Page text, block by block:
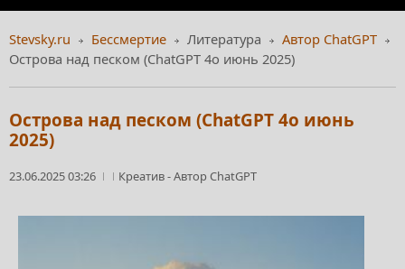
Stevsky.ru Бессмертие Литература
Автор ChatGPT
Острова над песком (ChatGPT 4o июнь 2025)
Острова над песком (ChatGPT 4o июнь
2025)
23.06.2025 03:26 Креатив-Автор ChatGPT